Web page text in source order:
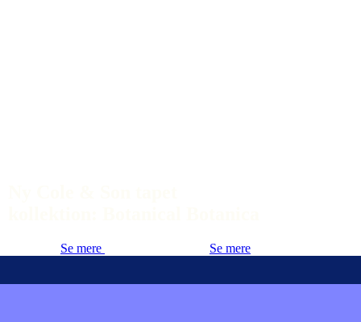
Se mere Se mere